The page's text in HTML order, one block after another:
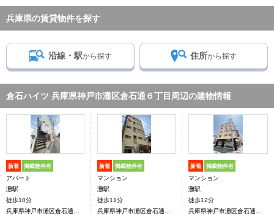
兵庫県の賃貸物件を探す
沿線・駅から探す 住所から探す
倉石ハイツ 兵庫県神戸市灘区倉石通６丁目周辺の建物情報
新着 掲載物件有
アパート
灘駅
徒歩10分
新着 掲載物件有
マンション
灘駅
徒歩11分
新着 掲載物件有
マンション
灘駅
徒歩12分